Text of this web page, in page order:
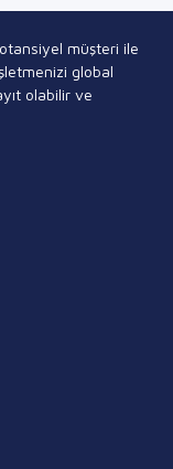
müşteri ile
global
olabilir ve